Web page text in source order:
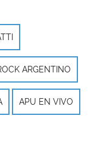
ARGENTINO
APU EN VIVO